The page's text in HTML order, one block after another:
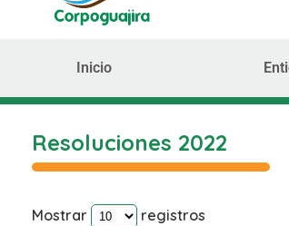
Inicio
Resoluciones 2022
Mostrar registros